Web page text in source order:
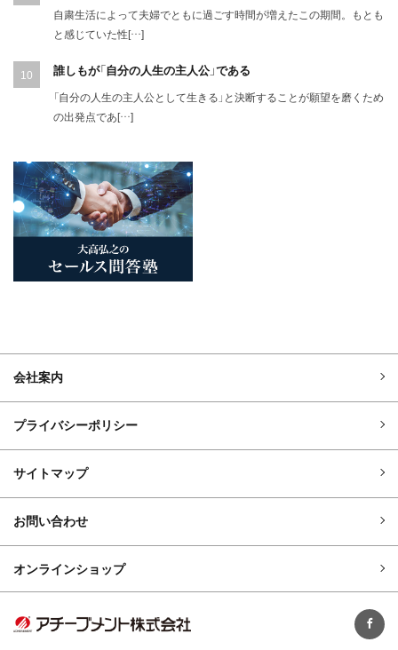
自粛生活によって夫婦でともに過ごす時間が増えたこの期間。もとも
と感じていた性[…]
誰しもが「自分の人生の主人公」である
「自分の人生の主人公として生きる」と決断することが願望を磨くため
の出発点であ[…]
会社案内
プライバシーポリシー
サイトマップ
お問い合わせ
オンラインショップ